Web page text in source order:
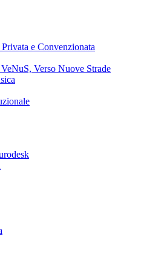
e Convenzionata
Verso Nuove Strade